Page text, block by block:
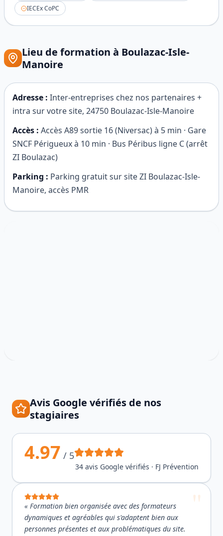
IECEx CoPC
Lieu de formation à Boulazac-Isle-
Manoire
Adresse : Inter-entreprises chez nos partenaires +
intra sur votre site, 24750 Boulazac-Isle-Manoire
Accès : Accès A89 sortie 16 (Niversac) à 5 min · Gare
SNCF Périgueux à 10 min · Bus Péribus ligne C (arrêt
ZI Boulazac)
Parking : Parking gratuit sur site ZI Boulazac-Isle-
Manoire, accès PMR
Avis Google vérifiés de nos
stagiaires
4.97 / 5
34 avis Google vérifiés · FJ Prévention
« Formation bien organisée avec des formateurs
dynamiques et agréables qui s'adaptent bien aux
personnes présentes et aux problématiques du site.